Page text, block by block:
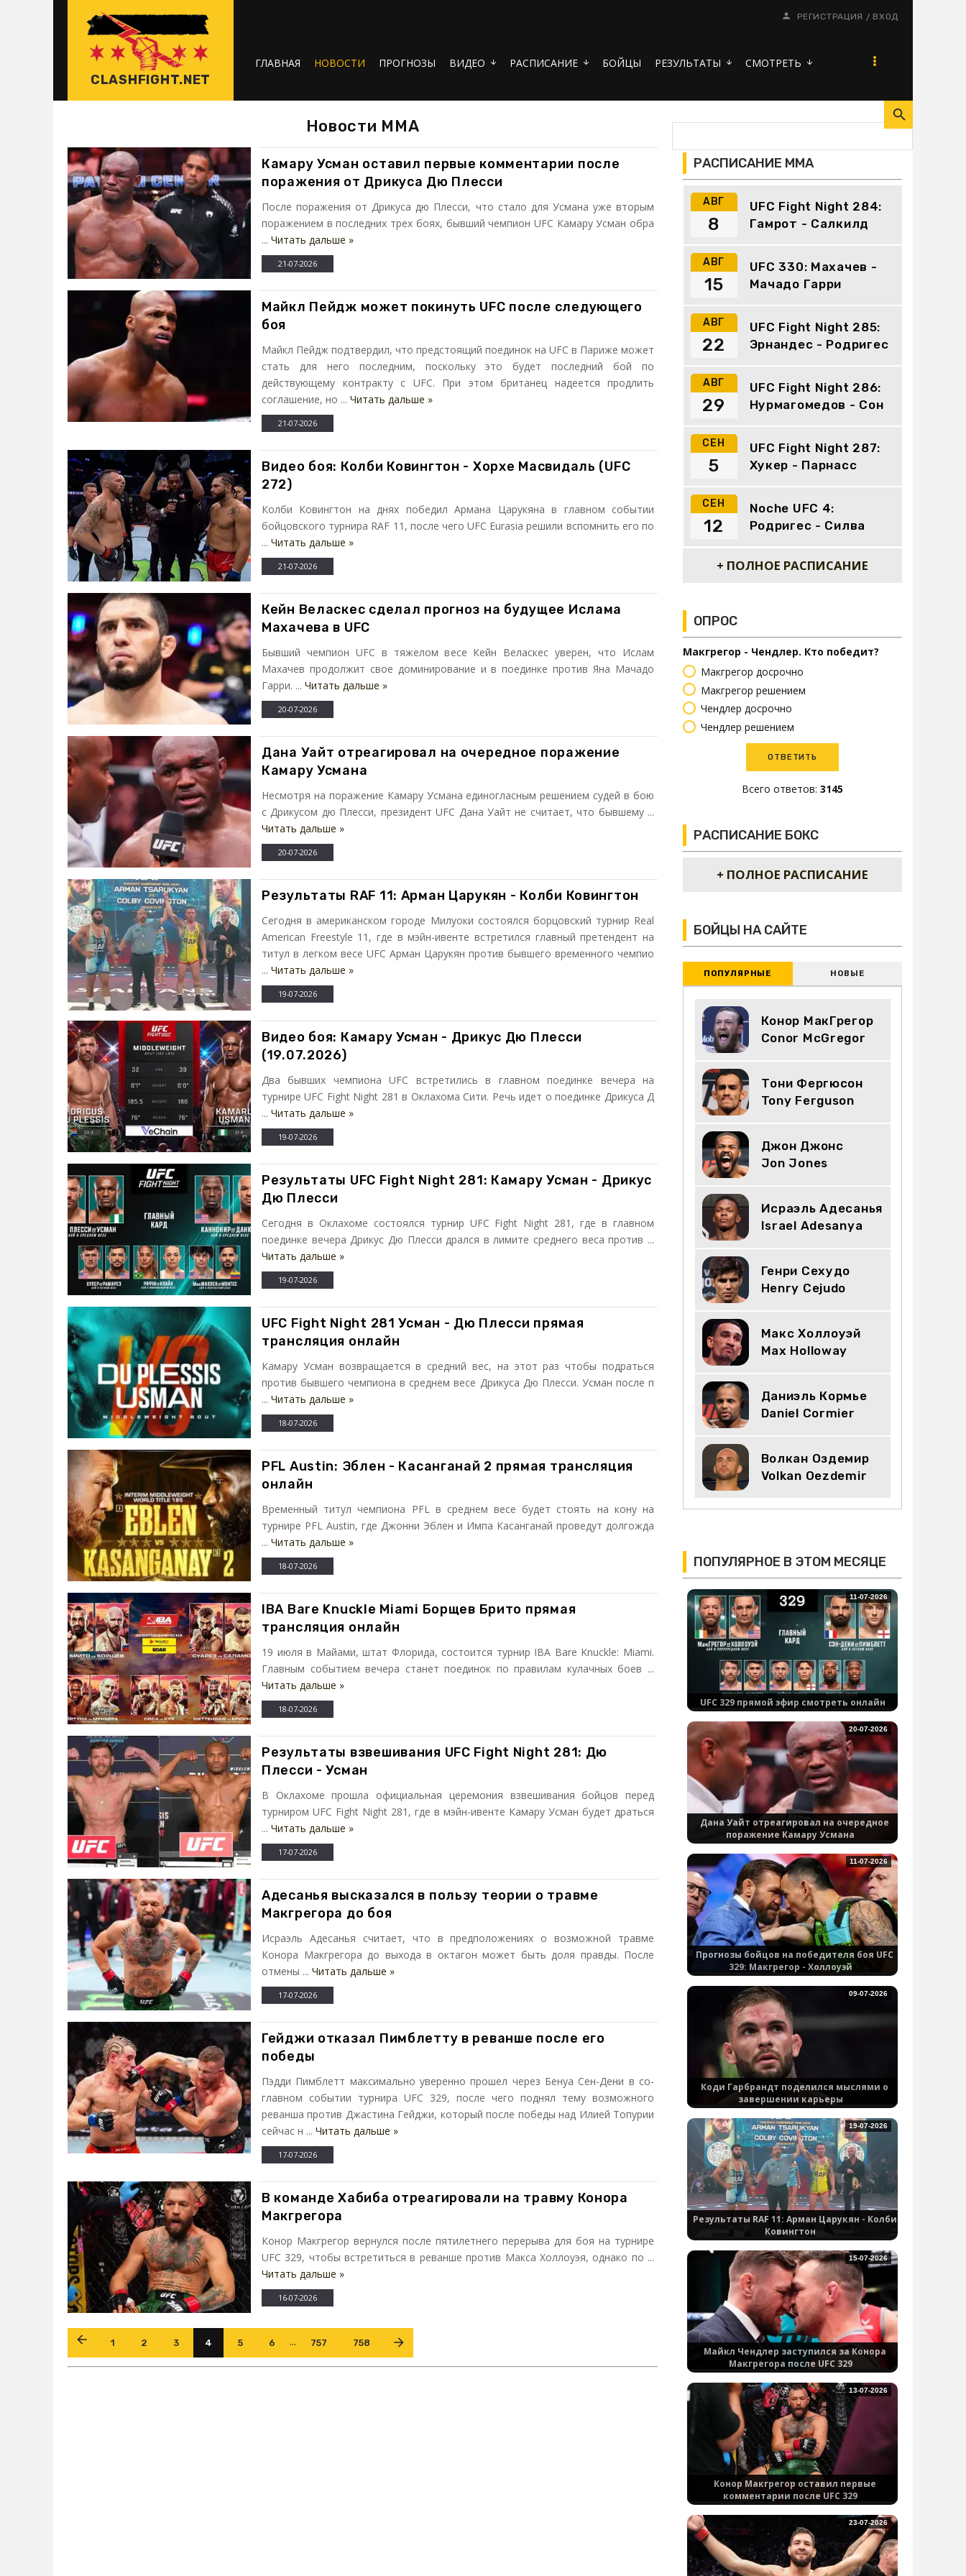
CLASHFIGHT.NET
РЕГИСТРАЦИЯ / ВХОД
ГЛАВНАЯ НОВОСТИ ПРОГНОЗЫ ВИДЕО arrow_downward РАСПИСАНИЕ arrow_downward БОЙЦЫ РЕЗУЛЬТАТЫ arrow_downward СМОТРЕТЬ arrow_downward
РАСПИСАНИЕ ММА
АВГ
UFC Fight Night 284:
Гамрот - Салкилд
8
АВГ
UFC 330: Махачев -
Мачадо Гарри
15
АВГ
UFC Fight Night 285:
Эрнандес - Родригес
22
АВГ
UFC Fight Night 286:
Нурмагомедов - Сон
29
СЕН
UFC Fight Night 287:
Хукер - Парнасс
5
СЕН
Noche UFC 4:
Родригес - Силва
12
+ ПОЛНОЕ РАСПИСАНИЕ
ОПРОС
Макгрегор - Чендлер. Кто победит?
Макгрегор досрочно
Макгрегор решением
Чендлер досрочно
Чендлер решением
Всего ответов:3145
РАСПИСАНИЕ БОКС
+ ПОЛНОЕ РАСПИСАНИЕ
БОЙЦЫ НА САЙТЕ
ПОПУЛЯРНЫЕ НОВЫЕ
Конор МакГрегор
Conor McGregor
Тони Фергюсон
Tony Ferguson
Джон Джонс
Jon Jones
Исраэль Адесанья
Israel Adesanya
Генри Сехудо
Henry Cejudo
Макс Холлоуэй
Max Holloway
Даниэль Кормье
Daniel Cormier
Волкан Оздемир
Volkan Oezdemir
ПОПУЛЯРНОЕ В ЭТОМ МЕСЯЦЕ
UFC 329 прямой эфир смотреть онлайн
11-07-2026
Дана Уайт отреагировал на очередное
поражение Камару Усмана
20-07-2026
Прогнозы бойцов на победителя боя UFC
329: Макгрегор - Холлоуэй
11-07-2026
Коди Гарбрандт поделился мыслями о
завершении карьеры
09-07-2026
Результаты RAF 11: Арман Царукян - Колби
Ковингтон
19-07-2026
Майкл Чендлер заступился за Конора
Макгрегора после UFC 329
15-07-2026
Конор Макгрегор оставил первые
комментарии после UFC 329
13-07-2026
23-07-2026
Новости ММА
Камару Усман оставил первые комментарии после
поражения от Дрикуса Дю Плесси
После поражения от Дрикуса дю Плесси, что стало для Усмана уже вторым
поражением в последних трех боях, бывший чемпион UFC Камару Усман обра
... Читать дальше »
21-07-2026
Майкл Пейдж может покинуть UFC после следующего
боя
Майкл Пейдж подтвердил, что предстоящий поединок на UFC в Париже может
стать для него последним, поскольку это будет последний бой по
действующему контракту с UFC. При этом британец надеется продлить
соглашение, но ... Читать дальше »
21-07-2026
Видео боя: Колби Ковингтон - Хорхе Масвидаль (UFC
272)
Колби Ковингтон на днях победил Армана Царукяна в главном событии
бойцовского турнира RAF 11, после чего UFC Eurasia решили вспомнить его по
... Читать дальше »
21-07-2026
Кейн Веласкес сделал прогноз на будущее Ислама
Махачева в UFC
Бывший чемпион UFC в тяжелом весе Кейн Веласкес уверен, что Ислам
Махачев продолжит свое доминирование и в поединке против Яна Мачадо
Гарри. ... Читать дальше »
20-07-2026
Дана Уайт отреагировал на очередное поражение
Камару Усмана
Несмотря на поражение Камару Усмана единогласным решением судей в бою
с Дрикусом дю Плесси, президент UFC Дана Уайт не считает, что бывшему ...
Читать дальше »
20-07-2026
Результаты RAF 11: Арман Царукян - Колби Ковингтон
Сегодня в американском городе Милуоки состоялся борцовский турнир Real
American Freestyle 11, где в мэйн-ивенте встретился главный претендент на
титул в легком весе UFC Арман Царукян против бывшего временного чемпио
... Читать дальше »
19-07-2026
Видео боя: Камару Усман - Дрикус Дю Плесси
(19.07.2026)
Два бывших чемпиона UFC встретились в главном поединке вечера на
турнире UFC Fight Night 281 в Оклахома Сити. Речь идет о поединке Дрикуса Д
... Читать дальше »
19-07-2026
Результаты UFC Fight Night 281: Камару Усман - Дрикус
Дю Плесси
Сегодня в Оклахоме состоялся турнир UFC Fight Night 281, где в главном
поединке вечера Дрикус Дю Плесси дрался в лимите среднего веса против ...
Читать дальше »
19-07-2026
UFC Fight Night 281 Усман - Дю Плесси прямая
трансляция онлайн
Камару Усман возвращается в средний вес, на этот раз чтобы подраться
против бывшего чемпиона в среднем весе Дрикуса Дю Плесси. Усман после п
... Читать дальше »
18-07-2026
PFL Austin: Эблен - Касанганай 2 прямая трансляция
онлайн
Временный титул чемпиона PFL в среднем весе будет стоять на кону на
турнире PFL Austin, где Джонни Эблен и Импа Касанганай проведут долгожда
... Читать дальше »
18-07-2026
IBA Bare Knuckle Miami Борщев Брито прямая
трансляция онлайн
19 июля в Майами, штат Флорида, состоится турнир IBA Bare Knuckle: Miami.
Главным событием вечера станет поединок по правилам кулачных боев ...
Читать дальше »
18-07-2026
Результаты взвешивания UFC Fight Night 281: Дю
Плесси - Усман
В Оклахоме прошла официальная церемония взвешивания бойцов перед
турниром UFC Fight Night 281, где в мэйн-ивенте Камару Усман будет драться
... Читать дальше »
17-07-2026
Адесанья высказался в пользу теории о травме
Макгрегора до боя
Исраэль Адесанья считает, что в предположениях о возможной травме
Конора Макгрегора до выхода в октагон может быть доля правды. После
отмены ... Читать дальше »
17-07-2026
Гейджи отказал Пимблетту в реванше после его
победы
Пэдди Пимблетт максимально уверенно прошел через Бенуа Сен-Дени в со-
главном событии турнира UFC 329, после чего поднял тему возможного
реванша против Джастина Гейджи, который после победы над Илией Топурии
сейчас н ... Читать дальше »
17-07-2026
В команде Хабиба отреагировали на травму Конора
Макгрегора
Конор Макгрегор вернулся после пятилетнего перерыва для боя на турнире
UFC 329, чтобы встретиться в реванше против Макса Холлоуэя, однако по ...
Читать дальше »
16-07-2026
1 2 3 4 5 6 ... 757 758